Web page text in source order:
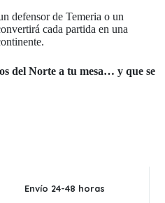
defensor de Temeria o un
cada partida en una
del Norte a tu mesa… y que se
Envío 24-48 horas